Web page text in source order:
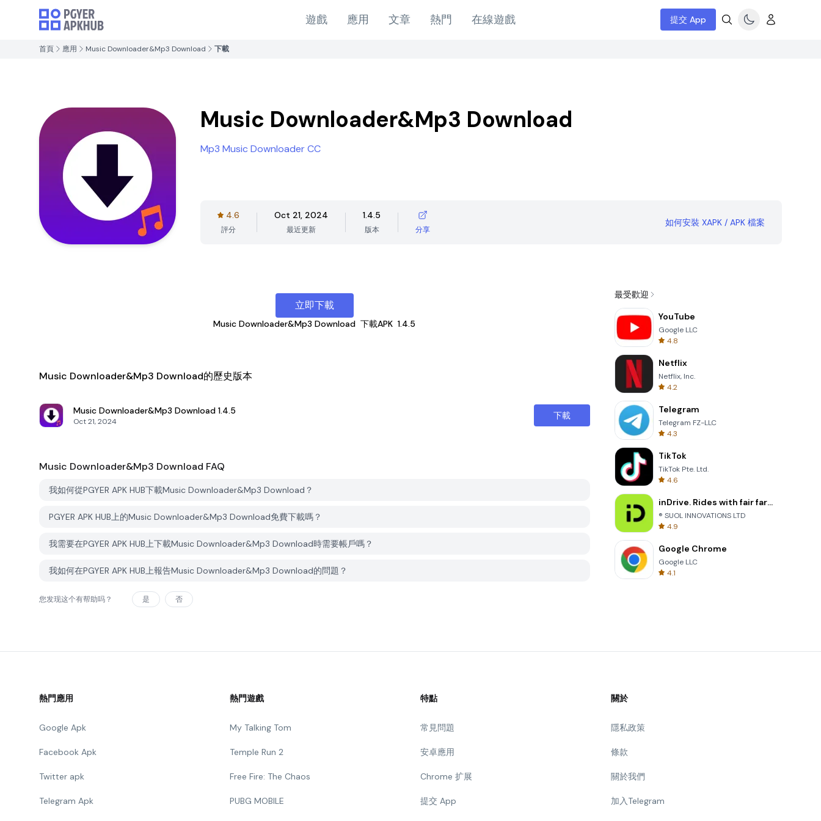
遊戲 應用 文章 熱門 在線遊戲 提交 App
首頁 應用 Music Downloader&Mp3 Download 下載
Music Downloader&Mp3 Download
Mp3 Music Downloader CC
4.6
評分
Oct 21, 2024
最近更新
1.4.5
版本 分享
如何安裝 XAPK / APK 檔案
立即下載
Music Downloader&Mp3 Download 下載APK 1.4.5
Music Downloader&Mp3 Download的歷史版本
Music Downloader&Mp3 Download 1.4.5
Oct 21, 2024
下載
Music Downloader&Mp3 Download FAQ
我如何從PGYER APK HUB下載Music Downloader&Mp3 Download？
PGYER APK HUB上的Music Downloader&Mp3 Download免費下載嗎？
我需要在PGYER APK HUB上下載Music Downloader&Mp3 Download時需要帳戶嗎？
我如何在PGYER APK HUB上報告Music Downloader&Mp3 Download的問題？
您发现这个有帮助吗？ 是 否
最受歡迎
YouTube
Google LLC
4.8
Netflix
Netflix, Inc.
4.2
Telegram
Telegram FZ-LLC
4.3
TikTok
TikTok Pte. Ltd.
4.6
inDrive. Rides with fair fares
® SUOL INNOVATIONS LTD
4.9
Google Chrome
Google LLC
4.1
熱門應用
Google Apk
Facebook Apk
Twitter apk
Telegram Apk
熱門遊戲
My Talking Tom
Temple Run 2
Free Fire: The Chaos
PUBG MOBILE
特點
常見問題
安卓應用
Chrome 扩展
提交 App
關於
隱私政策
條款
關於我們
加入Telegram